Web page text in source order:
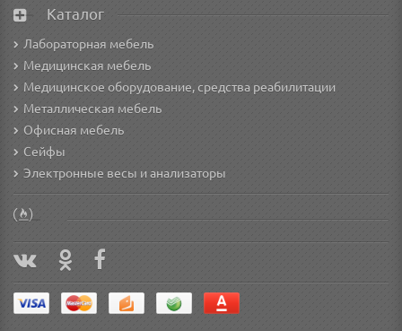
Каталог
Лабораторная мебель
Медицинская мебель
Медицинское оборудование, средства реабилитации
Металлическая мебель
Офисная мебель
Сейфы
Электронные весы и анализаторы